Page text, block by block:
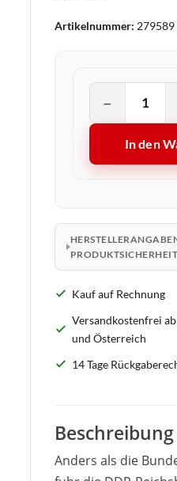
Artikelnummer: 279589
−
In den
PRODUKTSICHERHEIT
Kauf auf Rechnung
Versandkostenfrei
und Österreich
14 Tage
Beschreibung
Anders als die